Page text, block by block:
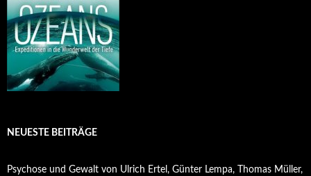
NEUESTE BEITRÄGE
Psychose und Gewalt von Ulrich Ertel, Günter Lempa, Thomas Müller,